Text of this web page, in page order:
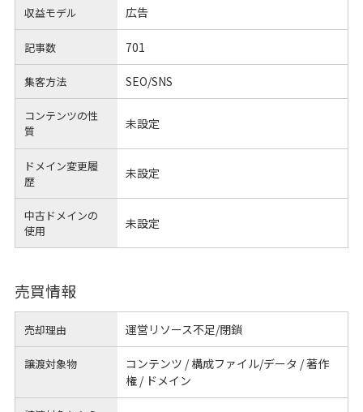
収益モデル 広告
記事数 701
集客方法 SEO/SNS
コンテンツの性
質
未設定
ドメイン変更履
歴
未設定
中古ドメインの
使用
未設定
売買情報
売却理由 運営リソース不足/閉鎖
譲渡対象物
コンテンツ / 構成ファイル/データ / 著作
権 / ドメイン